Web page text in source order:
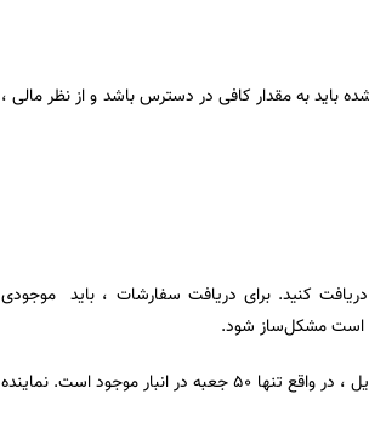
باید به مقدار کافی در دسترس باشد و از نظر مالی ،
کنید. برای دریافت سفارشات ، باید موجودی
است مشکل‌ساز شود.
فرض کنید که اسباب‌بازی می‌فروشید. شما 100 جعبه سفارش دریافت کرده‌اید ، اما هنگام تحویل ، در واقع تنها 50 جعبه در انبار موجود است. نماینده